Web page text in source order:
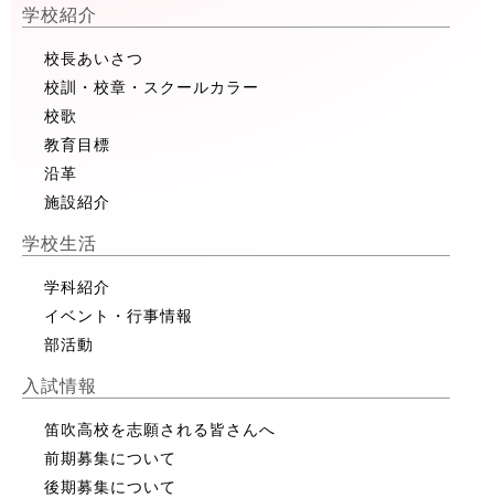
学校紹介
校長あいさつ
校訓・校章・スクールカラー
校歌
教育目標
沿革
施設紹介
学校生活
学科紹介
イベント・行事情報
部活動
入試情報
笛吹高校を志願される皆さんへ
前期募集について
後期募集について